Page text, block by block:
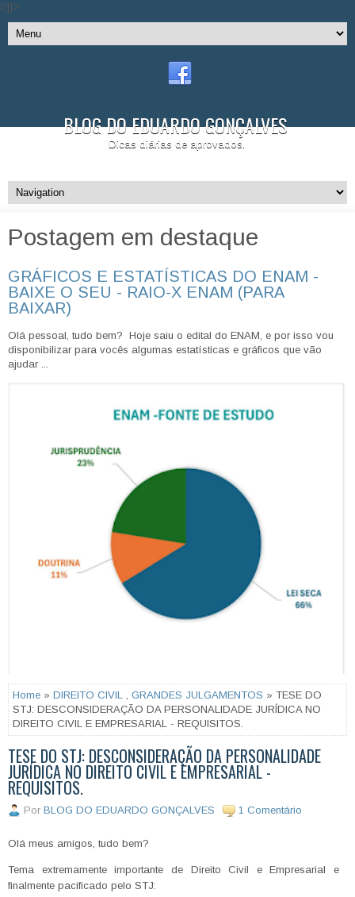
//]]>
BLOG DO EDUARDO GONÇALVES
Dicas diárias de aprovados.
Postagem em destaque
GRÁFICOS E ESTATÍSTICAS DO ENAM -
BAIXE O SEU - RAIO-X ENAM (PARA
BAIXAR)
Olá pessoal, tudo bem? Hoje saiu o edital do ENAM, e por isso vou
disponibilizar para vocês algumas estatísticas e gráficos que vão
ajudar ...
Home » DIREITO CIVIL GRANDES JULGAMENTOS » TESE DO
STJ: DESCONSIDERAÇÃO DA PERSONALIDADE JURÍDICA NO
DIREITO CIVIL E EMPRESARIAL - REQUISITOS.
TESE DO STJ: DESCONSIDERAÇÃO DA PERSONALIDADE
JURÍDICA NO DIREITO CIVIL E EMPRESARIAL -
REQUISITOS.
Por BLOG DO EDUARDO GONÇALVES 1 Comentário
Olá meus amigos, tudo bem?
Tema extremamente importante de Direito Civil e Empresarial e
finalmente pacificado pelo STJ: